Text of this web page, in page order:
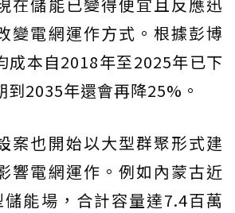
變電網運作方式。根據彭博
成本自2018年至2025年已下
到2035年還會再降25%。
案也開始以大型群聚形式建
響電網運作。例如內蒙古近
能場，合計容量達7.4百萬